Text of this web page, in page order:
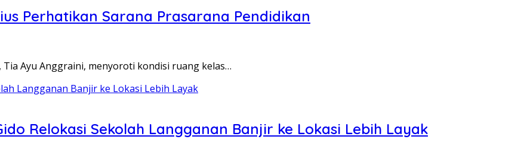
Perhatikan Sarana Prasarana Pendidikan
Tia Ayu Anggraini, menyoroti kondisi ruang kelas…
Relokasi Sekolah Langganan Banjir ke Lokasi Lebih Layak